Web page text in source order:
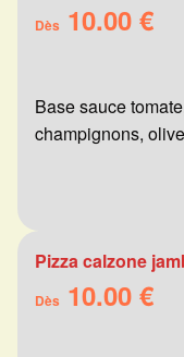
Dès 10.00 €
Base sauce
champignons,
Pizza calzone
Dès 10.00 €